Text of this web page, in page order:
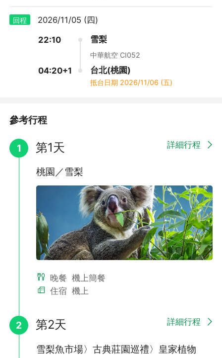
藍山國家公園(鍊纜車、觀景纜車、高空纜車、三姊妹岩)
於2000年被聯合國教科文組織列入世界自然遺產之列。極其特殊
的地理和氣候環境，孕育了超過400多種動植物及許多原生種，令
人讚嘆澳洲自然界的生態進化史中奧妙的軌跡。
凡參加指定行程，且出發日為旅客生日當月，即可獲贈壽星生日禮
乙份（每位壽星限贈乙份），讓易遊網陪您一起歡慶生日，為旅程
未提出申請者，視同放棄本項優惠。
話及郵寄地址。
✳️本活動不適用於嬰兒及 JOIN TOUR（當地參團）旅客。
˚₊☆ .・°‧˚₊☆ .・°‧˚₊☆ .・°‧˚₊☆ .・°‧˚₊☆ .・°
✨ 蜜月限定好禮 ✨
🎁 凡新婚或出發當月為結婚周年，即可獲贈蜜月好禮一份。
📌 請提供結婚登記證明，以及收件人、聯絡電話、郵寄地址即
回程
2026/11/05 (四)
22:10
雪梨
中華航空 CI052
04:20+1 台北(桃園)
抵台日期 2026/11/06 (五)
參考行程
1 第1天 詳細行程
桃園／雪梨
晚餐 機上簡餐
住宿 機上
2 第2天 詳細行程
雪梨魚市場〉古典莊園巡禮〉皇家植物